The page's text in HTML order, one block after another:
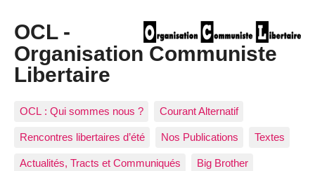
OCL -
Organisation Communiste
Libertaire
OCL : Qui sommes nous ? Courant Alternatif
Rencontres libertaires d’été Nos Publications Textes
Actualités, Tracts et Communiqués Big Brother